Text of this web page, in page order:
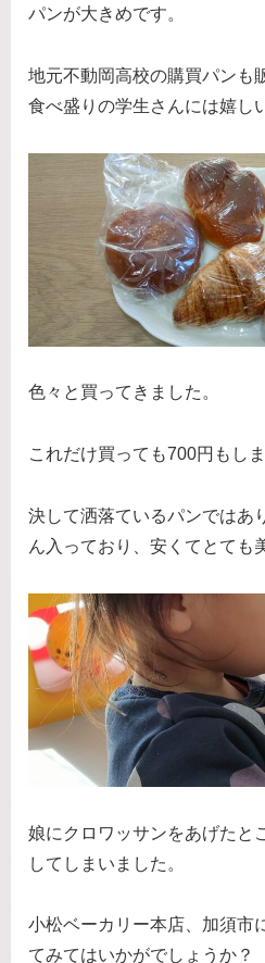
パンが大きめです。
地元不動岡高校の購買パンも
食べ盛りの学生さんには嬉し
色々と買ってきました。
これだけ買っても700円もし
決して洒落ているパンではあ
ん入っており、安くてとても
娘にクロワッサンをあげたと
してしまいました。
小松ベーカリー本店、加須市
てみてはいかがでしょうか？